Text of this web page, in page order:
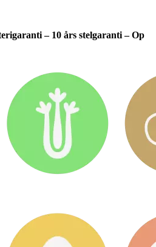
– 10 års stelgaranti – Op